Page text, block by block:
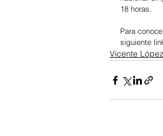
18 horas.
Para
siguiente
Vicente López